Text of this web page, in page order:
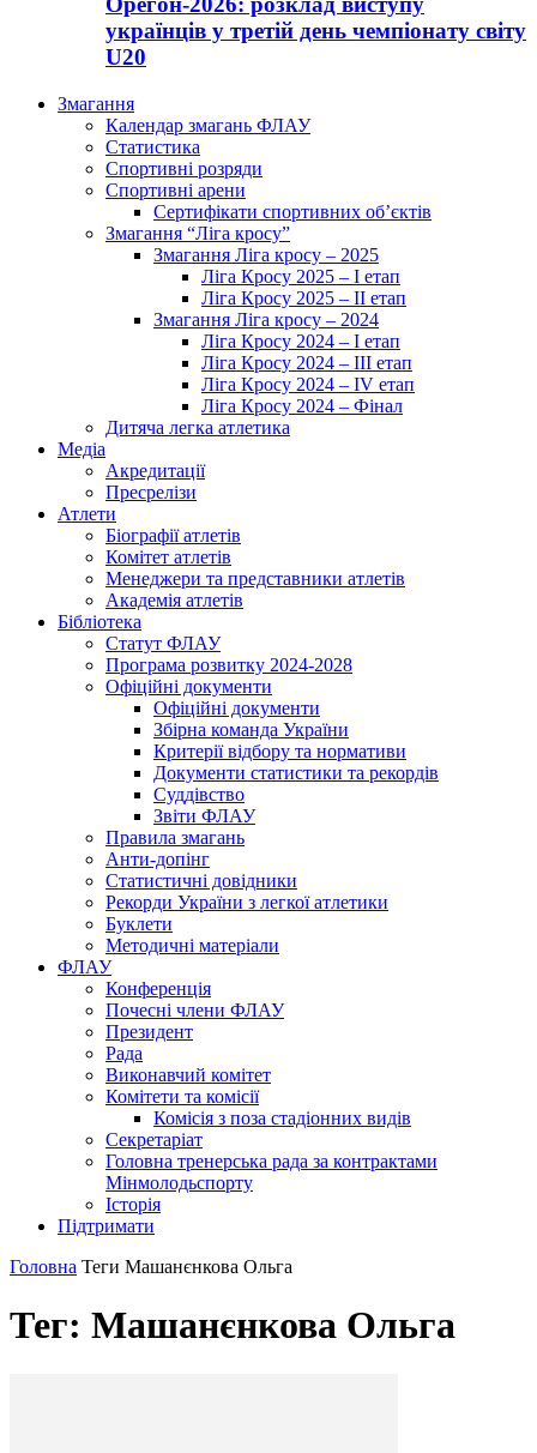
українців у третій день чемпіонату світу
U20
Змагання
Календар змагань ФЛАУ
Статистика
Спортивні розряди
Спортивні арени
Сертифікати спортивних об’єктів
Змагання “Ліга кросу”
Змагання Ліга кросу – 2025
Ліга Кросу 2025 – I етап
Ліга Кросу 2025 – II етап
Змагання Ліга кросу – 2024
Ліга Кросу 2024 – I етап
Ліга Кросу 2024 – III етап
Ліга Кросу 2024 – IV етап
Ліга Кросу 2024 – Фінал
Дитяча легка атлетика
Медіа
Акредитації
Пресрелізи
Атлети
Біографії атлетів
Комітет атлетів
Менеджери та представники атлетів
Академія атлетів
Бібліотека
Статут ФЛАУ
Програма розвитку 2024-2028
Офіційні документи
Офіційні документи
Збірна команда України
Критерії відбору та нормативи
Документи статистики та рекордів
Суддівство
Звіти ФЛАУ
Правила змагань
Анти-допінг
Статистичні довідники
Рекорди України з легкої атлетики
Буклети
Методичні матеріали
ФЛАУ
Конференція
Почесні члени ФЛАУ
Президент
Рада
Виконавчий комітет
Комітети та комісії
Комісія з поза стадіонних видів
Секретаріат
Головна тренерська рада за контрактами
Мінмолодьспорту
Історія
Підтримати
Головна Теги Машанєнкова Ольга
Тег: Машанєнкова Ольга